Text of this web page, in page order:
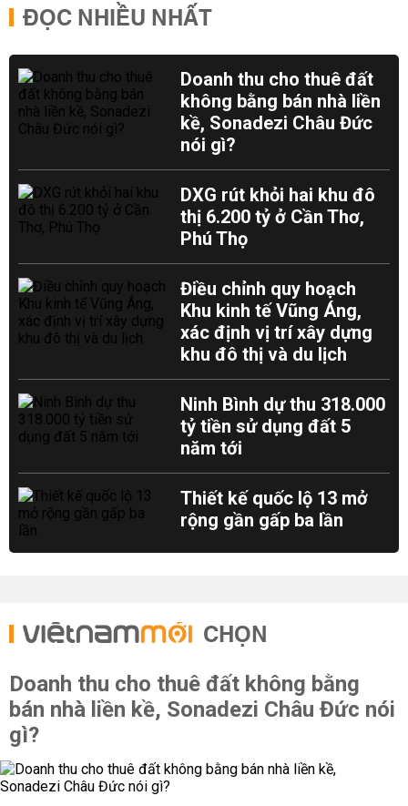
ĐỌC NHIỀU NHẤT
Doanh thu cho thuê đất
không bằng bán nhà liền
kề, Sonadezi Châu Đức
nói gì?
DXG rút khỏi hai khu đô
thị 6.200 tỷ ở Cần Thơ,
Phú Thọ
Điều chỉnh quy hoạch
Khu kinh tế Vũng Áng,
xác định vị trí xây dựng
khu đô thị và du lịch
Ninh Bình dự thu 318.000
tỷ tiền sử dụng đất 5
năm tới
Thiết kế quốc lộ 13 mở
rộng gần gấp ba lần
CHỌN
Doanh thu cho thuê đất không bằng
bán nhà liền kề, Sonadezi Châu Đức nói
gì?